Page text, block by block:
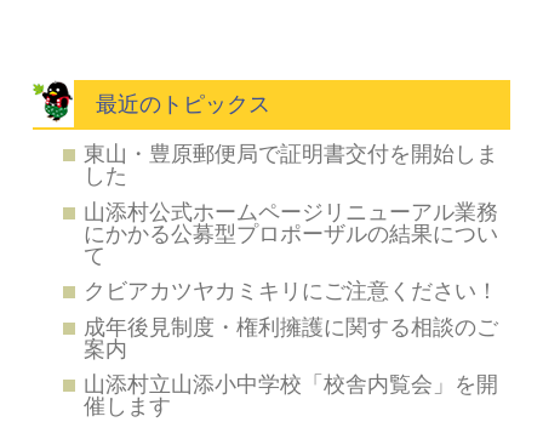
最近のトピックス
東山・豊原郵便局で証明書交付を開始しま
した
山添村公式ホームページリニューアル業務
にかかる公募型プロポーザルの結果につい
て
クビアカツヤカミキリにご注意ください！
成年後見制度・権利擁護に関する相談のご
案内
山添村立山添小中学校「校舎内覧会」を開
催します